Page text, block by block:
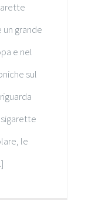
grande
e nel
sul
le